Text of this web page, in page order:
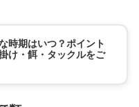
時期はいつ？ポイント
け・餌・タックルをご